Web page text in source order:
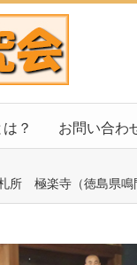
？ お問い合わ
所 極楽寺（徳島県鳴